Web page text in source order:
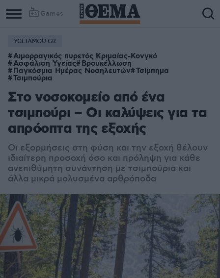
Games
YGEIAMOU.GR
Αιμορραγικός πυρετός Κριμαίας-Κονγκό
Ασφάλιση Υγείας Βρουκέλλωση
Παγκόσμια Ημέρας Νοσηλευτών Τσίμπημα
Τσιμπούρια
Στο νοσοκομείο από ένα
τσιμπούρι – Οι καλύψεις για τα
απρόοπτα της εξοχής
Οι εξορμήσεις στη φύση και την εξοχή θέλουν
ιδιαίτερη προσοχή όσο και πρόληψη για κάθε
ανεπιθύμητη συνάντηση με τσιμπούρια και
άλλα μικρά μολυσμένα αρθρόποδα